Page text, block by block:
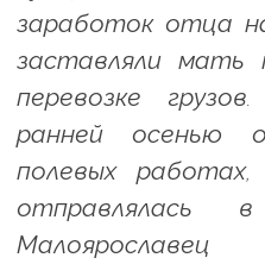
заработок отца
заставляли мать
перевозке
ранней осенью
полевых
отправлялась